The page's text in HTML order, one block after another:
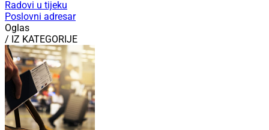
Radovi u tijeku
Poslovni adresar
Oglas
/ IZ KATEGORIJE